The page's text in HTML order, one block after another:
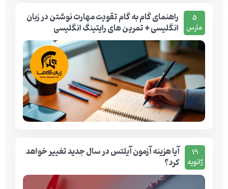
5
مارس
راهنمای گام به گام تقویت مهارت نوشتن در زبان
انگلیسی + تمرین های رایتینگ انگلیسی
19
ژانویه
آیا هزینه آزمون آیلتس در سال جدید تغییر خواهد
کرد؟